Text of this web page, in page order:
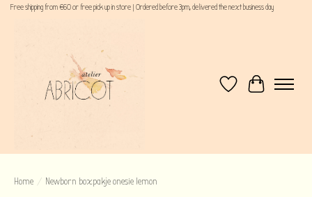
Free shipping from €60 or free pick up in store | Ordered before 3pm, delivered the next business day
VerlanglijstWinkelwagen
Home / Newborn boxpakje onesie lemon